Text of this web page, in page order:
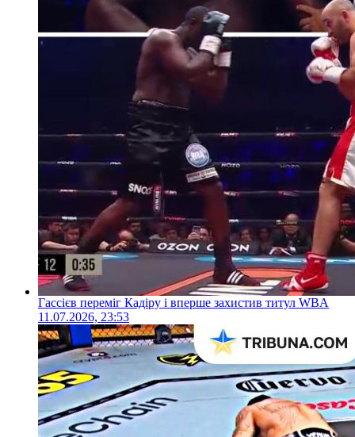
Гассієв переміг Кадіру і вперше захистив титул WBA
11.07.2026, 23:53